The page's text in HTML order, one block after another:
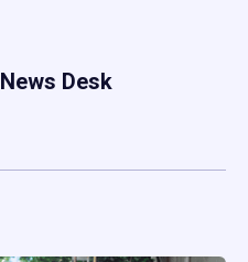
News Desk